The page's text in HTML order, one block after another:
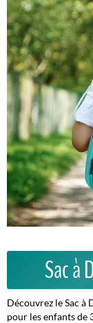
Sac à
Découvrez le Sac à
pour les enfants de